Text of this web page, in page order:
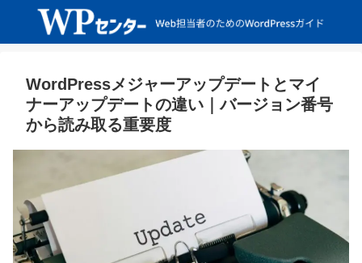
WordPressメジャーアップデートとマイ
ナーアップデートの違い｜バージョン番号
から読み取る重要度